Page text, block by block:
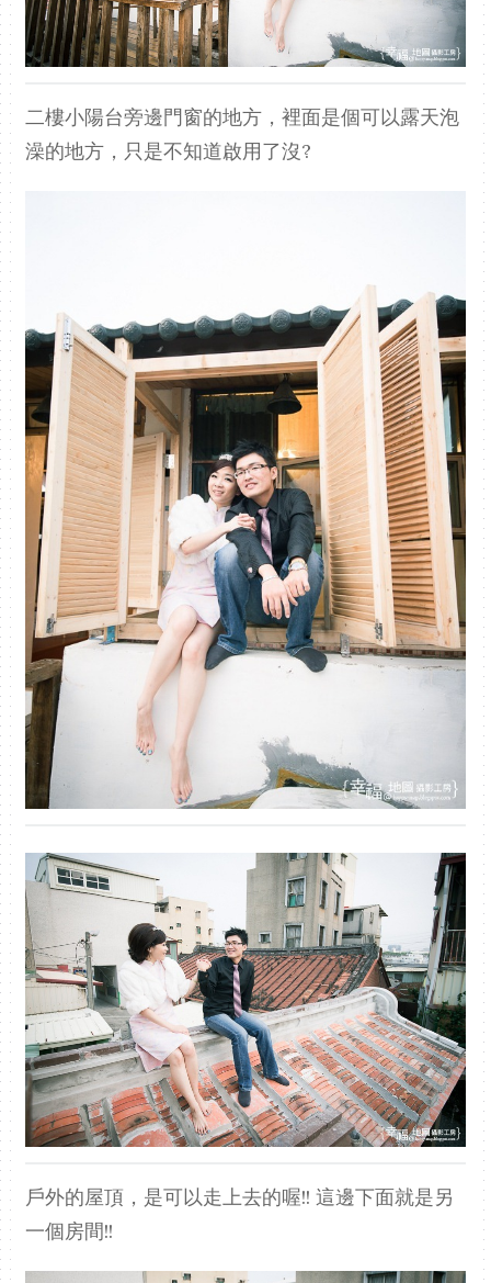
二樓小陽台旁邊門窗的地方，裡面是個可以露天泡
澡的地方，只是不知道啟用了沒?
戶外的屋頂，是可以走上去的喔!! 這邊下面就是另
一個房間!!